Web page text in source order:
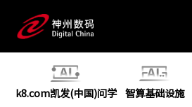
k8.com凯发(中国)问学 智算基础设施